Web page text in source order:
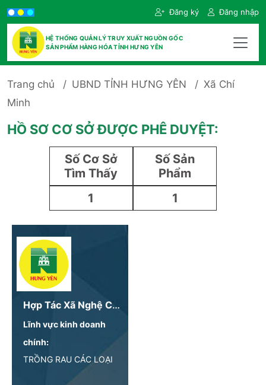
Đăng ký Đăng nhập
HỆ THỐNG QUẢN LÝ TRUY XUẤT NGUỒN GỐC
SẢN PHẨM HÀNG HÓA TỈNH HƯNG YÊN
Trang chủ UBND TỈNH HƯNG YÊN
Xã Chí
Minh
HỒ SƠ CƠ SỞ ĐƯỢC PHÊ DUYỆT:
Số Cơ Sở
Tìm Thấy
1
Số Sản
Phẩm
1
Hợp Tác Xã Nghệ Chí Tân
Lĩnh vực kinh doanh
chính:
TRỒNG RAU CÁC LOẠI